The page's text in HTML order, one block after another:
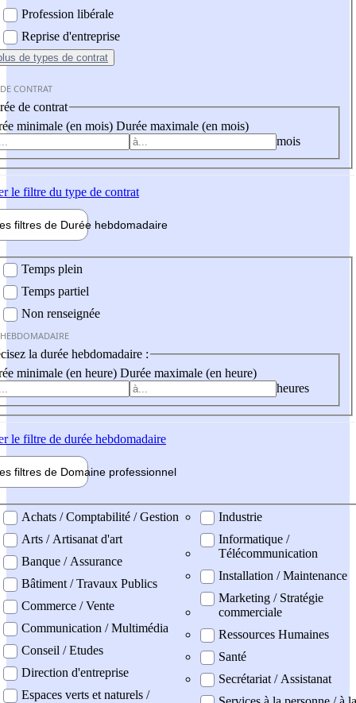
Profession libérale
Reprise d'entreprise
de types de contrat
CONTRAT
de contrat
minimale (en mois) Durée maximale (en mois)
mois
le filtre du type de contrat
filtres de Durée hebdomadaire
Temps plein
Temps partiel
Non renseignée
la durée hebdomadaire :
minimale (en heure) Durée maximale (en heure)
heures
le filtre de durée hebdomadaire
filtres de Domaine professionnel
professionel
Achats / Comptabilité / Gestion
Arts / Artisanat d'art
Banque / Assurance
Bâtiment / Travaux Publics
Commerce / Vente
Communication / Multimédia
Conseil / Etudes
Direction d'entreprise
Espaces verts et naturels /
Industrie
Informatique /
Télécommunication
Installation / Maintenance
Marketing / Stratégie
commerciale
Ressources Humaines
Santé
Secrétariat / Assistanat